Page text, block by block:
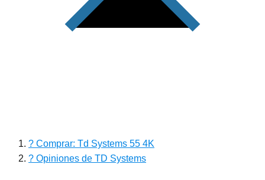
? Comprar: Td Systems 55 4K
? Opiniones de TD Systems